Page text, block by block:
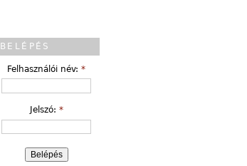
BELÉPÉS
Felhasználói név: *
Jelszó: *